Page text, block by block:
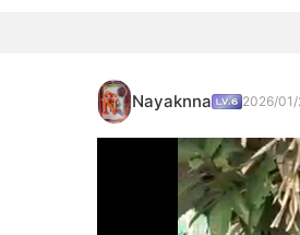
Nayaknna 2026/01/